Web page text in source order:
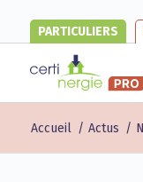
PARTICULIERS
Accueil / Actus /